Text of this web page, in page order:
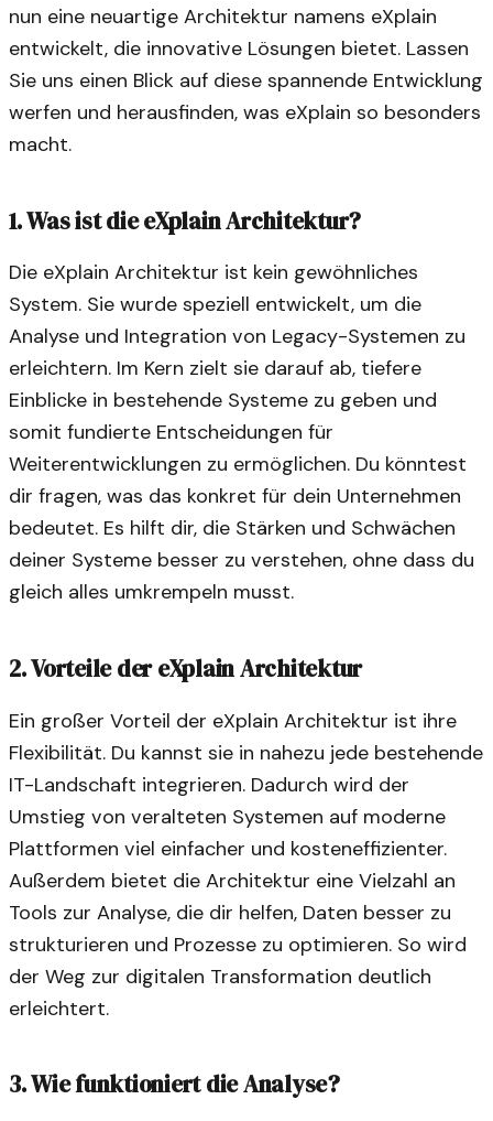
nun eine neuartige Architektur namens eXplain
entwickelt, die innovative Lösungen bietet. Lassen
Sie uns einen Blick auf diese spannende Entwicklung
werfen und herausfinden, was eXplain so besonders
macht.
1. Was ist die eXplain Architektur?
Die eXplain Architektur ist kein gewöhnliches
System. Sie wurde speziell entwickelt, um die
Analyse und Integration von Legacy-Systemen zu
erleichtern. Im Kern zielt sie darauf ab, tiefere
Einblicke in bestehende Systeme zu geben und
somit fundierte Entscheidungen für
Weiterentwicklungen zu ermöglichen. Du könntest
dir fragen, was das konkret für dein Unternehmen
bedeutet. Es hilft dir, die Stärken und Schwächen
deiner Systeme besser zu verstehen, ohne dass du
gleich alles umkrempeln musst.
2. Vorteile der eXplain Architektur
Ein großer Vorteil der eXplain Architektur ist ihre
Flexibilität. Du kannst sie in nahezu jede bestehende
IT-Landschaft integrieren. Dadurch wird der
Umstieg von veralteten Systemen auf moderne
Plattformen viel einfacher und kosteneffizienter.
Außerdem bietet die Architektur eine Vielzahl an
Tools zur Analyse, die dir helfen, Daten besser zu
strukturieren und Prozesse zu optimieren. So wird
der Weg zur digitalen Transformation deutlich
erleichtert.
3. Wie funktioniert die Analyse?